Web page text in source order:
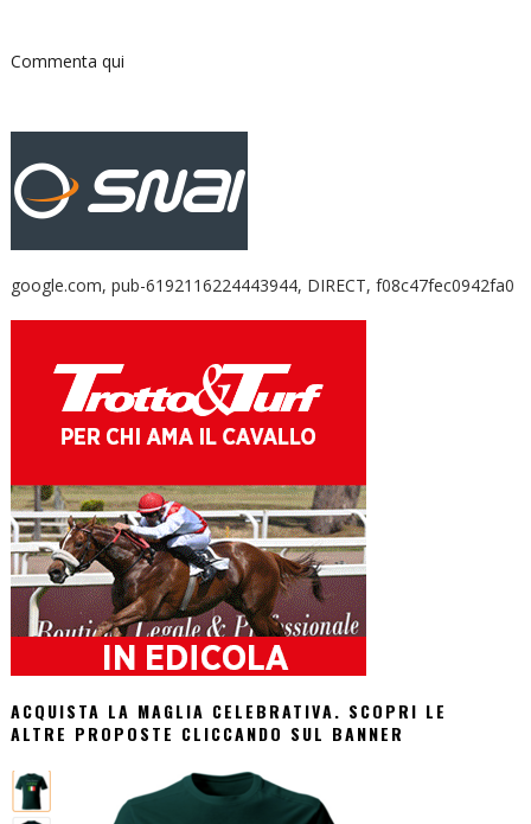
Commenta qui
google.com, pub-6192116224443944, DIRECT, f08c47fec0942fa0
ACQUISTA LA MAGLIA CELEBRATIVA. SCOPRI LE
ALTRE PROPOSTE CLICCANDO SUL BANNER